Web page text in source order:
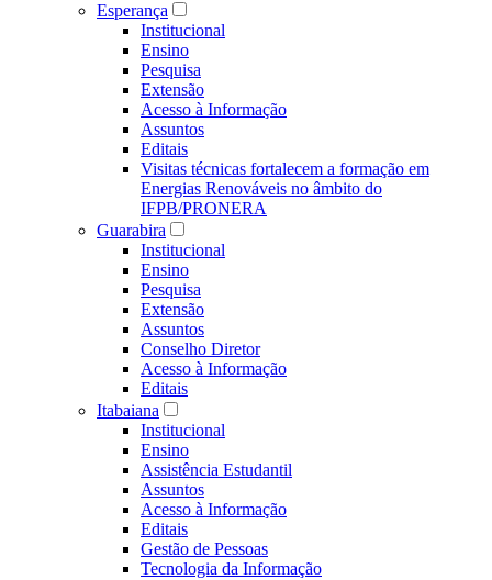
Esperança
Institucional
Ensino
Pesquisa
Extensão
Acesso à Informação
Assuntos
Editais
Visitas técnicas fortalecem a formação em
Energias Renováveis no âmbito do
IFPB/PRONERA
Guarabira
Institucional
Ensino
Pesquisa
Extensão
Assuntos
Conselho Diretor
Acesso à Informação
Editais
Itabaiana
Institucional
Ensino
Assistência Estudantil
Assuntos
Acesso à Informação
Editais
Gestão de Pessoas
Tecnologia da Informação